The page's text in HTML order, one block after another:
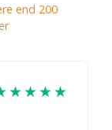
end 200